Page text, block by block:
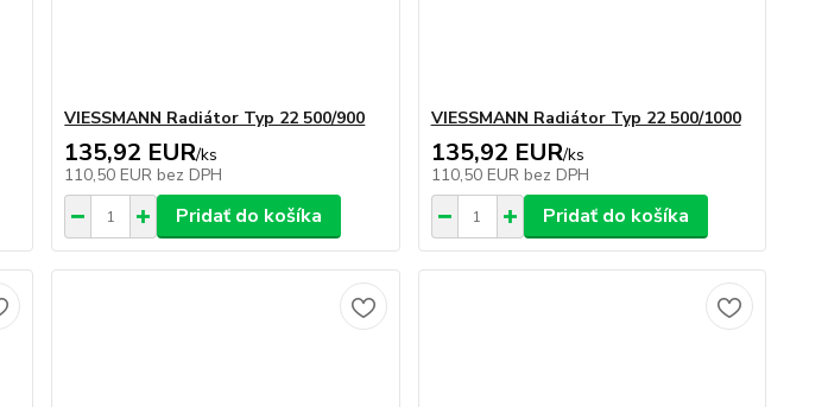
VIESSMANN Radiátor Typ 22 500/900
135,92 EUR/ks
110,50 EUR bez DPH
Pridať do košíka
VIESSMANN Radiátor Typ 22 500/1000
135,92 EUR/ks
110,50 EUR bez DPH
Pridať do košíka